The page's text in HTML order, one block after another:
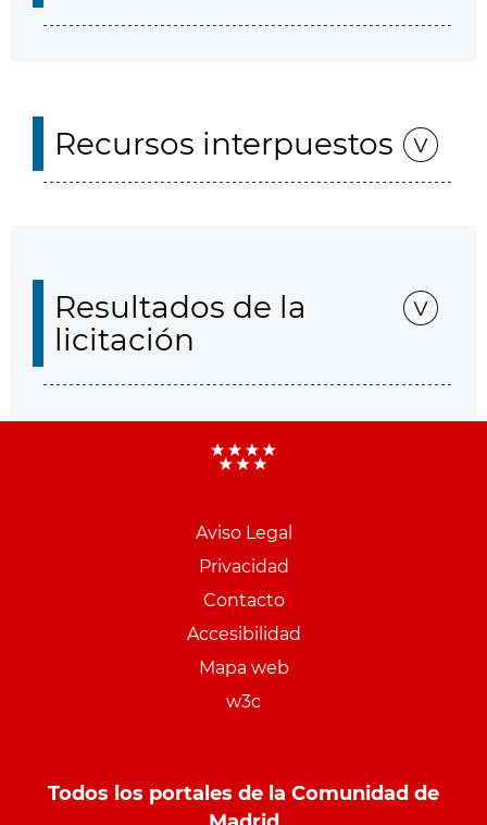
Recursos interpuestos
Resultados de la
licitación
Aviso Legal
Privacidad
Contacto
Accesibilidad
Mapa web
w3c
Todos los portales de la Comunidad de